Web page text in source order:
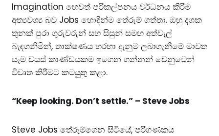
Imagination හෙවත් පරිකල්පනය වර්ධනය කිරීම
අත්‍යවශ්‍ය බව Jobs හොඳින්ම තේරුම් ගත්තා. ඔහු දශක
තුනක් පුරා ගුරුවරුන් සහ සිසුන් සමඟ අත්වැල්
බැඳගනිමින්, තාක්ෂණය හරහා දැනුම ලබාගැනීමේ මාවත
සෑම වයස් කාණ්ඩයකම ඉගෙන ගන්නන් වෙනුවෙන්
විවෘත කිරීමට කටයුතු කළා.
“Keep looking. Don’t settle.” – Steve Jobs
Steve Jobs තේරුම්ගෙන සිටියේ, පරිගණකය